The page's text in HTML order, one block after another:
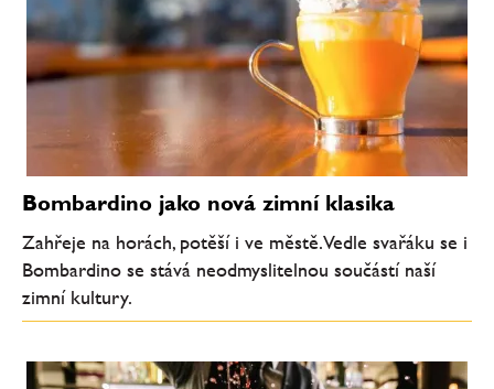
Bombardino jako nová zimní klasika
Zahřeje na horách, potěší i ve městě. Vedle svařáku se i
Bombardino se stává neodmyslitelnou součástí naší
zimní kultury.